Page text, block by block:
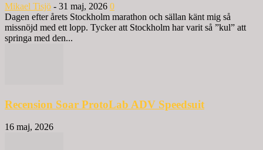
Mikael Tisjö - 31 maj, 2026 0
Dagen efter årets Stockholm marathon och sällan känt mig så
missnöjd med ett lopp. Tycker att Stockholm har varit så ”kul” att
springa med den...
Recension Soar ProtoLab ADV Speedsuit
16 maj, 2026